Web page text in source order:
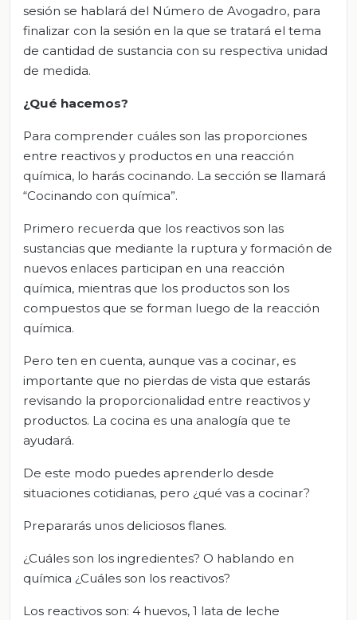
sesión se hablará del Número de Avogadro, para
finalizar con la sesión en la que se tratará el tema
de cantidad de sustancia con su respectiva unidad
de medida.
¿Qué hacemos?
Para comprender cuáles son las proporciones
entre reactivos y productos en una reacción
química, lo harás cocinando. La sección se llamará
“Cocinando con química”.
Primero recuerda que los reactivos son las
sustancias que mediante la ruptura y formación de
nuevos enlaces participan en una reacción
química, mientras que los productos son los
compuestos que se forman luego de la reacción
química.
Pero ten en cuenta, aunque vas a cocinar, es
importante que no pierdas de vista que estarás
revisando la proporcionalidad entre reactivos y
productos. La cocina es una analogía que te
ayudará.
De este modo puedes aprenderlo desde
situaciones cotidianas, pero ¿qué vas a cocinar?
Prepararás unos deliciosos flanes.
¿Cuáles son los ingredientes? O hablando en
química ¿Cuáles son los reactivos?
Los reactivos son: 4 huevos, 1 lata de leche